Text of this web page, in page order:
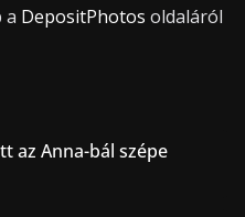
a DepositPhotos oldaláról
az Anna-bál szépe